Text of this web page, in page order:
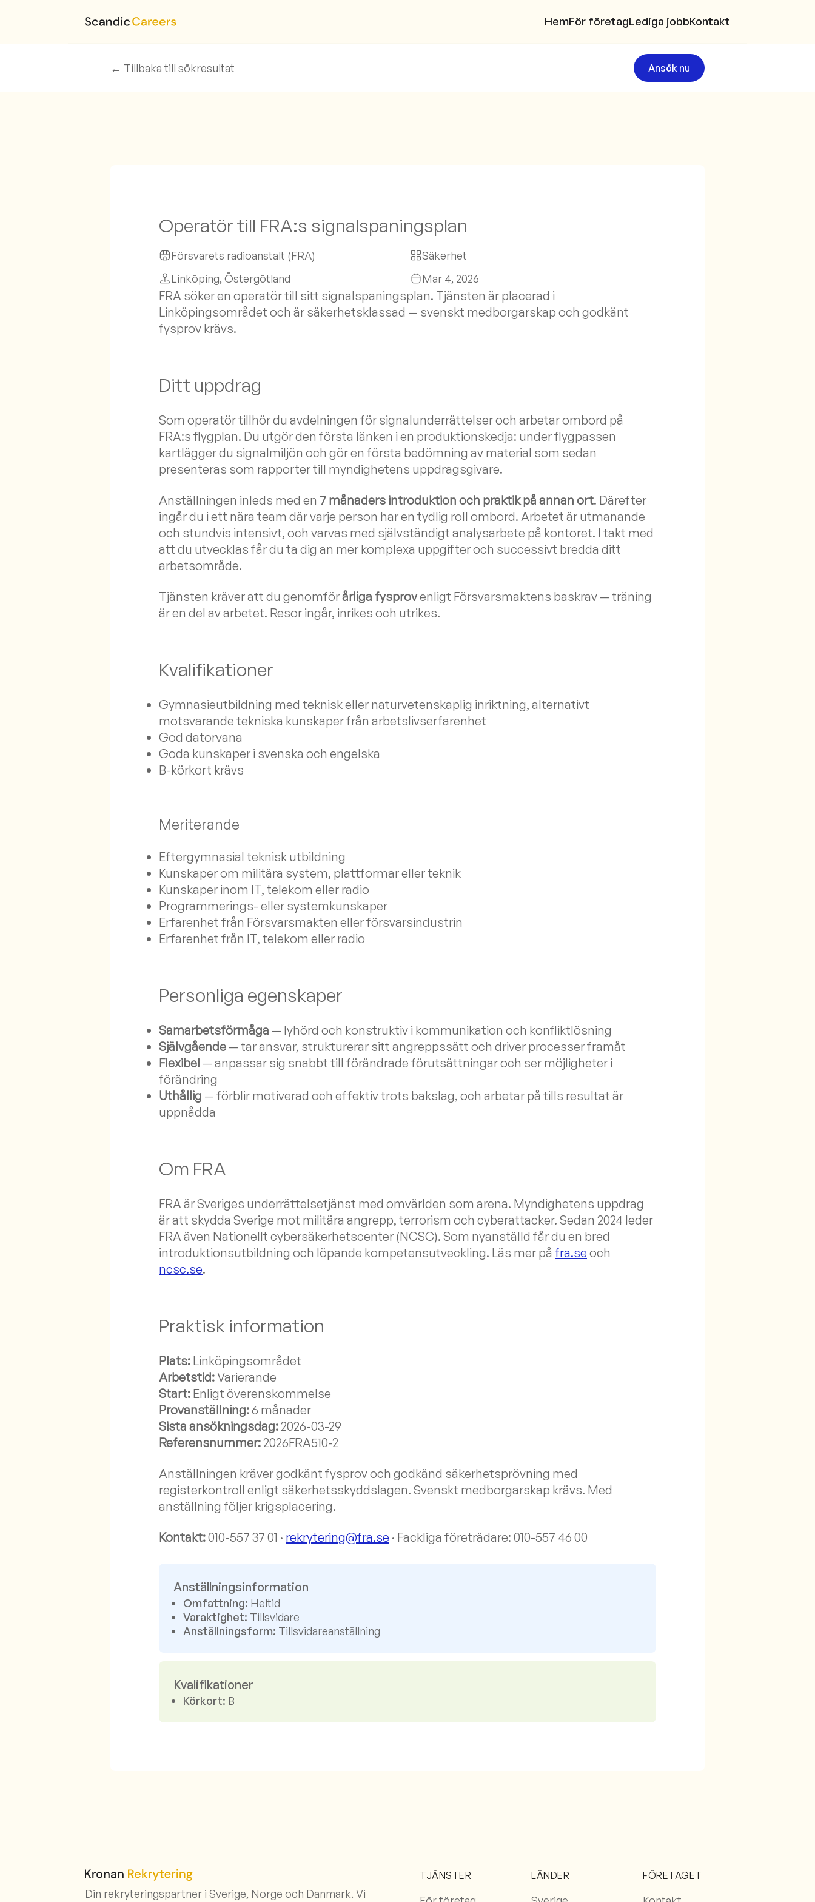
HemFör företagLediga jobbKontakt
← Tillbaka till sökresultat Ansök nu
Operatör till FRA:s signalspaningsplan
Försvarets radioanstalt (FRA)
Säkerhet
Linköping, Östergötland Mar 4, 2026
FRA söker en operatör till sitt signalspaningsplan. Tjänsten är placerad i
Linköpingsområdet och är säkerhetsklassad — svenskt medborgarskap och godkänt
fysprov krävs.
Ditt uppdrag
Som operatör tillhör du avdelningen för signalunderrättelser och arbetar ombord på
FRA:s flygplan. Du utgör den första länken i en produktionskedja: under flygpassen
kartlägger du signalmiljön och gör en första bedömning av material som sedan
presenteras som rapporter till myndighetens uppdragsgivare.
Anställningen inleds med en 7 månaders introduktion och praktik på annan ort. Därefter
ingår du i ett nära team där varje person har en tydlig roll ombord. Arbetet är utmanande
och stundvis intensivt, och varvas med självständigt analysarbete på kontoret. I takt med
att du utvecklas får du ta dig an mer komplexa uppgifter och successivt bredda ditt
arbetsområde.
Tjänsten kräver att du genomförårliga fysprovenligt Försvarsmaktens baskrav — träning
är en del av arbetet. Resor ingår, inrikes och utrikes.
Kvalifikationer
Gymnasieutbildning med teknisk eller naturvetenskaplig inriktning, alternativt
motsvarande tekniska kunskaper från arbetslivserfarenhet
God datorvana
Goda kunskaper i svenska och engelska
B-körkort krävs
Meriterande
Eftergymnasial teknisk utbildning
Kunskaper om militära system, plattformar eller teknik
Kunskaper inom IT, telekom eller radio
Programmerings- eller systemkunskaper
Erfarenhet från Försvarsmakten eller försvarsindustrin
Erfarenhet från IT, telekom eller radio
Personliga egenskaper
Samarbetsförmåga — lyhörd och konstruktiv i kommunikation och konfliktlösning
Självgående — tar ansvar, strukturerar sitt angreppssätt och driver processer framåt
Flexibel — anpassar sig snabbt till förändrade förutsättningar och ser möjligheter i
förändring
Uthållig — förblir motiverad och effektiv trots bakslag, och arbetar på tills resultat är
uppnådda
Om FRA
FRA är Sveriges underrättelsetjänst med omvärlden som arena. Myndighetens uppdrag
är att skydda Sverige mot militära angrepp, terrorism och cyberattacker. Sedan 2024 leder
FRA även Nationellt cybersäkerhetscenter (NCSC). Som nyanställd får du en bred
introduktionsutbildning och löpande kompetensutveckling. Läs mer på fra.se och
ncsc.se.
Praktisk information
Plats: Linköpingsområdet
Arbetstid:Varierande
Start: Enligt överenskommelse
Provanställning:6 månader
Sista ansökningsdag:2026-03-29
Referensnummer:2026FRA510-2
Anställningen kräver godkänt fysprov och godkänd säkerhetsprövning med
registerkontroll enligt säkerhetsskyddslagen. Svenskt medborgarskap krävs. Med
anställning följer krigsplacering.
Kontakt:010-557 37 01 · rekrytering@fra.se · Fackliga företrädare: 010-557 46 00
Anställningsinformation
Omfattning: Heltid
Varaktighet: Tillsvidare
Anställningsform: Tillsvidareanställning
Kvalifikationer
Körkort: B
Din rekryteringspartner i Sverige, Norge och Danmark. Vi
TJÄNSTER LÄNDER FÖRETAGET